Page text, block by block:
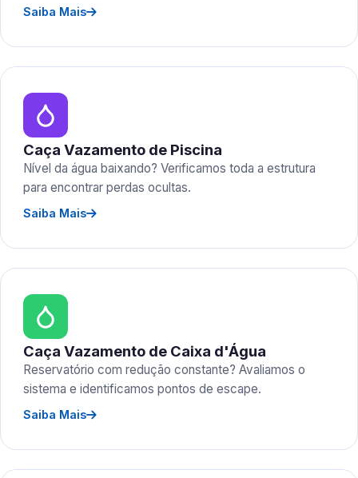
Saiba Mais
Caça Vazamento de Piscina
Nível da água baixando? Verificamos toda a estrutura
para encontrar perdas ocultas.
Saiba Mais
Caça Vazamento de Caixa d'Água
Reservatório com redução constante? Avaliamos o
sistema e identificamos pontos de escape.
Saiba Mais